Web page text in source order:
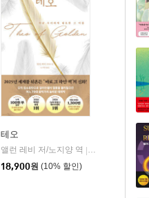
테오
앨런 레비 저/노지양 역
오팬하우스
18,900원 (10% 할인)